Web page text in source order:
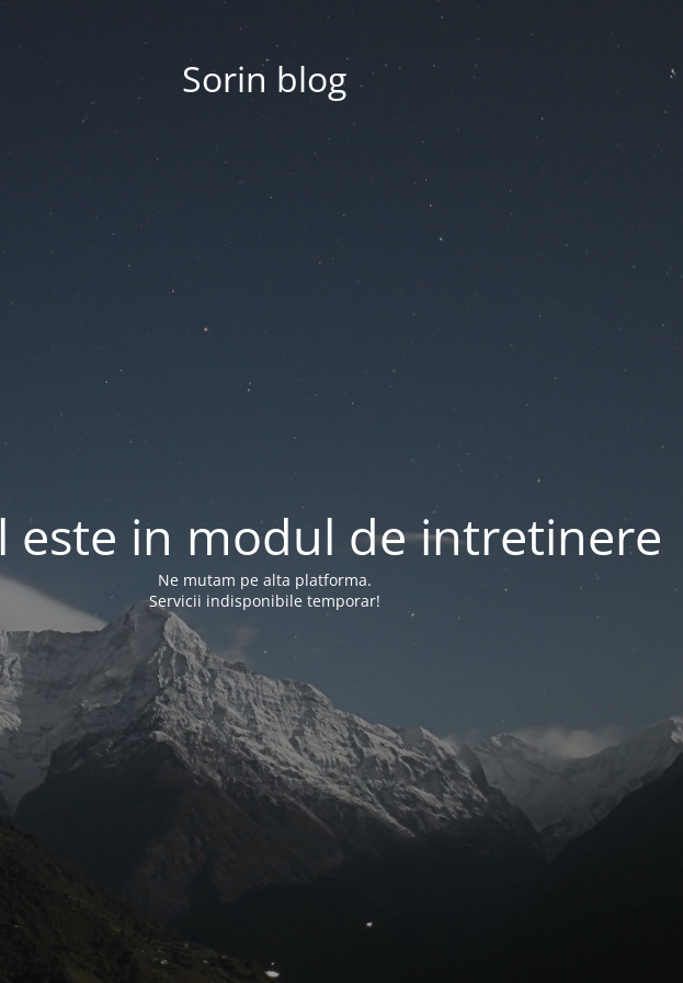
Sorin blog
este in modul de intretinere
Ne mutam pe alta platforma.
Servicii indisponibile temporar!